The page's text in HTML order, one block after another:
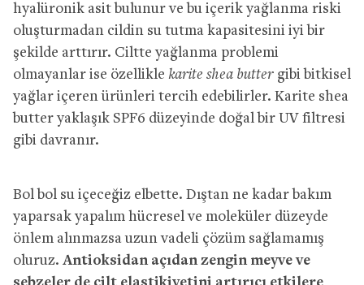
hyalüronik asit bulunur ve bu içerik yağlanma riski
oluşturmadan cildin su tutma kapasitesini iyi bir
şekilde arttırır. Ciltte yağlanma problemi
olmayanlar ise özellikle karite shea butter gibi bitkisel
yağlar içeren ürünleri tercih edebilirler. Karite shea
butter yaklaşık SPF6 düzeyinde doğal bir UV filtresi
gibi davranır.
Bol bol su içeceğiz elbette. Dıştan ne kadar bakım
yaparsak yapalım hücresel ve moleküler düzeyde
önlem alınmazsa uzun vadeli çözüm sağlamamış
oluruz. Antioksidan açıdan zengin meyve ve